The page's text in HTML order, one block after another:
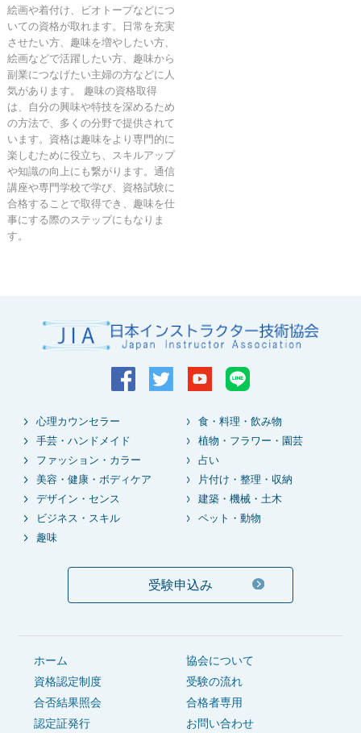
絵画や着付け、ビオトープなどにつ
いての資格が取れます。日常を充実
させたい方、趣味を増やしたい方、
絵画などで活躍したい方、趣味から
副業につなげたい主婦の方などに人
気があります。 趣味の資格取得
は、自分の興味や特技を深めるため
の方法で、多くの分野で提供されて
います。資格は趣味をより専門的に
楽しむために役立ち、スキルアップ
や知識の向上にも繋がります。通信
講座や専門学校で学び、資格試験に
合格することで取得でき、趣味を仕
事にする際のステップにもなりま
す。
心理カウンセラー
食・料理・飲み物
手芸・ハンドメイド
植物・フラワー・園芸
ファッション・カラー
占い
美容・健康・ボディケア
片付け・整理・収納
デザイン・センス
建築・機械・土木
ビジネス・スキル
ペット・動物
趣味
受験申込み
ホーム
協会について
資格認定制度
受験の流れ
合否結果照会
合格者専用
認定証発行
お問い合わせ